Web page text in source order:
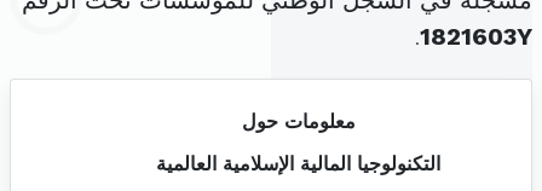
1821603Y
.
معلومات حول
التكنولوجيا المالية الإسلامية العالمية